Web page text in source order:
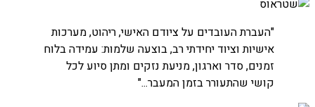
חברת שטראוס
"העברת העובדים על ציודם האישי, ריהוט, מערכות
אישיות וציוד יחידתי רב, בוצעה שלמות: עמידה בלוח
זמנים, סדר וארגון, מניעת נזקים ומתן סיוע לכל
קושי שהתעורר בזמן המעבר..."